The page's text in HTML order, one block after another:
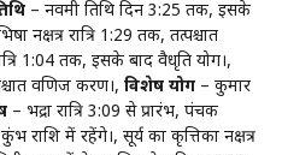
– नवमी तिथि दिन 3:25 तक, इसके
नक्षत्र रात्रि 1:29 तक, तत्पश्चात
1:04 तक, इसके बाद वैधृति योग।,
वणिज करण।, विशेष योग – कुमार
– भद्रा रात्रि 3:09 से प्रारंभ, पंचक
राशि में रहेंगे।, सूर्य का कृत्तिका नक्षत्र